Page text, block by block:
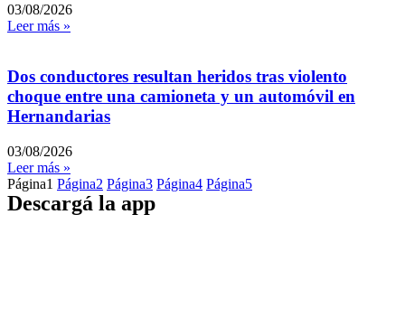
03/08/2026
Leer más »
Dos conductores resultan heridos tras violento
choque entre una camioneta y un automóvil en
Hernandarias
03/08/2026
Leer más »
Página1 Página2 Página3 Página4 Página5
Descargá la app